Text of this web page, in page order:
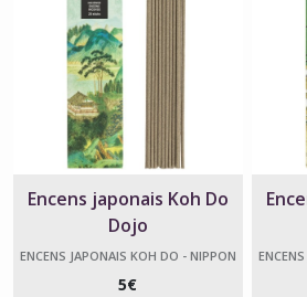
Encens japonais Koh Do
Dojo
ENCENS JAPONAIS KOH DO - NIPPON
5€